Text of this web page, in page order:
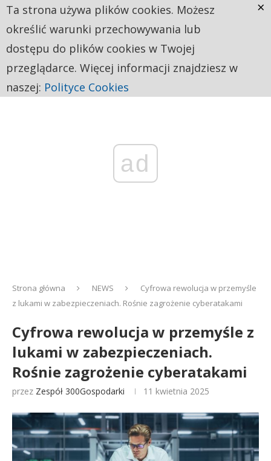
ad
Strona główna NEWS
Cyfrowa rewolucja w przemyśle
z lukami w zabezpieczeniach. Rośnie zagrożenie cyberatakami
Cyfrowa rewolucja w przemyśle z
lukami w zabezpieczeniach.
Rośnie zagrożenie cyberatakami
przez Zespół 300Gospodarki 11 kwietnia 2025
Ta strona używa plików cookies. Możesz
określić warunki przechowywania lub
dostępu do plików cookies w Twojej
przeglądarce. Więcej informacji znajdziesz w
naszej: Polityce Cookies
×